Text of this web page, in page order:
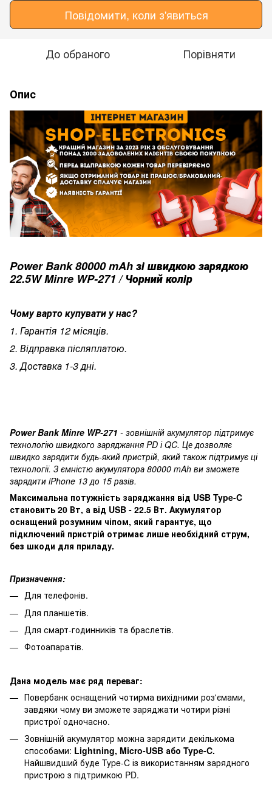
Повідомити, коли з'явиться
До обраного Порівняти
Опис
Power Bank 80000 mAh зі швидкою зарядкою
22.5W Minre WP-271 / Чорний колір
Чому варто купувати у нас?
1. Гарантія 12 місяців.
2. Відправка післяплатою.
3. Доставка 1-3 дні.
Power Bank Minre WP-271 - зовнішній акумулятор підтримує
технологію швидкого заряджання PD і QC. Це дозволяє
швидко зарядити будь-який пристрій, який також підтримує ці
технології. З ємністю акумулятора 80000 mAh ви зможете
зарядити iPhone 13 до 15 разів.
Максимальна потужність заряджання від USB Type-C
становить 20 Вт, а від USB - 22.5 Вт. Акумулятор
оснащений розумним чіпом, який гарантує, що
підключений пристрій отримає лише необхідний струм,
без шкоди для приладу.
Призначення:
Для телефонів.
Для планшетів.
Для смарт-годинників та браслетів.
Фотоапаратів.
Дана модель має ряд переваг:
Повербанк оснащений чотирма вихідними роз'ємами,
завдяки чому ви зможете заряджати чотири різні
пристрої одночасно.
Зовнішній акумулятор можна зарядити декількома
способами: Lightning, Micro-USB або Type-C.
Найшвидший буде Type-C із використанням зарядного
пристрою з підтримкою PD.